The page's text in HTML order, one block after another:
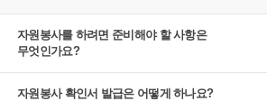
자원봉사를 하려면 준비해야 할 사항은
무엇인가요?
자원봉사 확인서 발급은 어떻게 하나요?